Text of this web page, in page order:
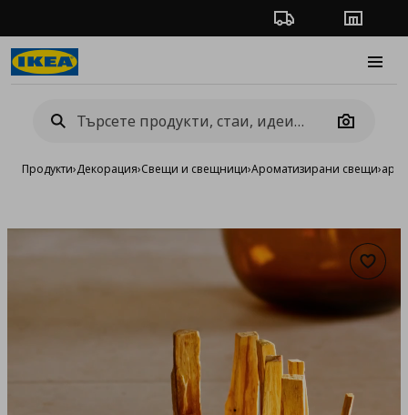
Проследяване на
Camera
Продукти›Декорация›Свещи и свещници›Ароматизирани свещи›